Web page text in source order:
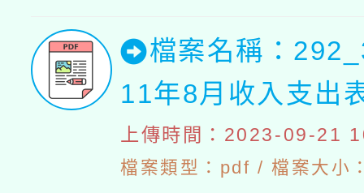
檔案名稱：
11年8月收入支出
上傳時間：2023-09-21
檔案類型：pdf / 檔案大小